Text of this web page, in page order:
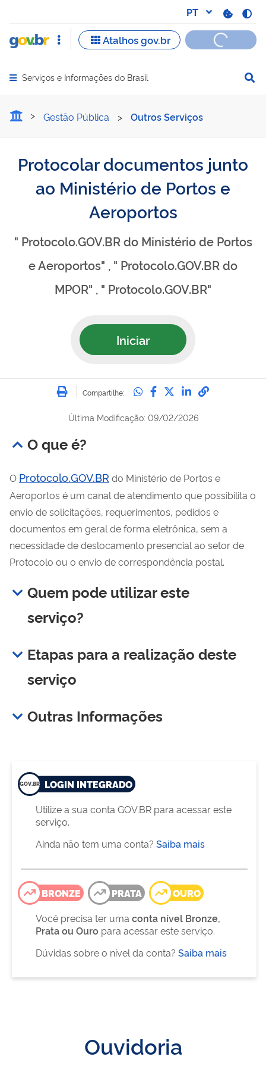
Abrir menu principal de navegação
Serviços e Informações do Brasil
Protocolar documentos
Gestão Pública > Outros Serviços
Protocolar documentos junto
ao Ministério de Portos e
Aeroportos
" Protocolo.GOV.BR do Ministério de Portos
e Aeroportos" , " Protocolo.GOV.BR do
MPOR" , " Protocolo.GOV.BR"
Iniciar
Imprimir
Compartilhe: Compartilhe no
Compartilhe no
Compartilhe no
Compartilhe
Última Modificação: 09/02/2026
O que é?
O Protocolo.GOV.BR do Ministério de Portos e
Aeroportos é um canal de atendimento que possibilita o
envio de solicitações, requerimentos, pedidos e
documentos em geral de forma eletrônica, sem a
necessidade de deslocamento presencial ao setor de
Protocolo ou o envio de correspondência postal.
Quem pode utilizar este
serviço?
Etapas para a realização deste
serviço
Outras Informações
LOGIN INTEGRADO
Utilize a sua conta GOV.BR para acessar este
serviço.
Ainda não tem uma conta? Saiba mais
BRONZE PRATA
OURO
Você precisa ter uma conta nível Bronze,
Prata ou Ouro para acessar este serviço.
Dúvidas sobre o nível da conta? Saiba mais
Ouvidoria